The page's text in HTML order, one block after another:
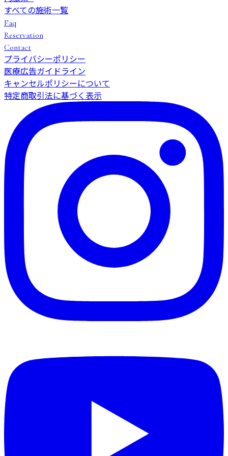
すべての施術一覧
Faq
Reservation
Contact
プライバシーポリシー
医療広告ガイドライン
キャンセルポリシーについて
特定商取引法に基づく表示